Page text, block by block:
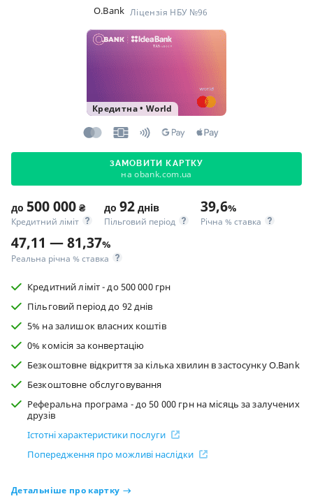
O.Bank Ліцензія НБУ №96
Кредитна• World
ЗАМОВИТИ КАРТКУ
на obank.com.ua
до 500 000 ₴
Кредитний ліміт
до 92 днів
Пільговий період
39,6%
Річна % ставка
47,11 — 81,37%
Реальна річна % ставка
Кредитний ліміт - до 500 000 грн
Пільговий період до 92 днів
5% на залишок власних коштів
0% комісія за конвертацію
Безкоштовне відкриття за кілька хвилин в застосунку O.Bank
Безкоштовне обслуговування
Реферальна програма - до 50 000 грн на місяць за залучених
друзів
Істотні характеристики послуги
Попередження про можливі наслідки
Детальніше про картку